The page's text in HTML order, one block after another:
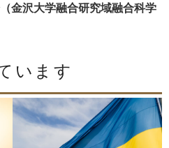
金沢大学融合研究域融合科学
います